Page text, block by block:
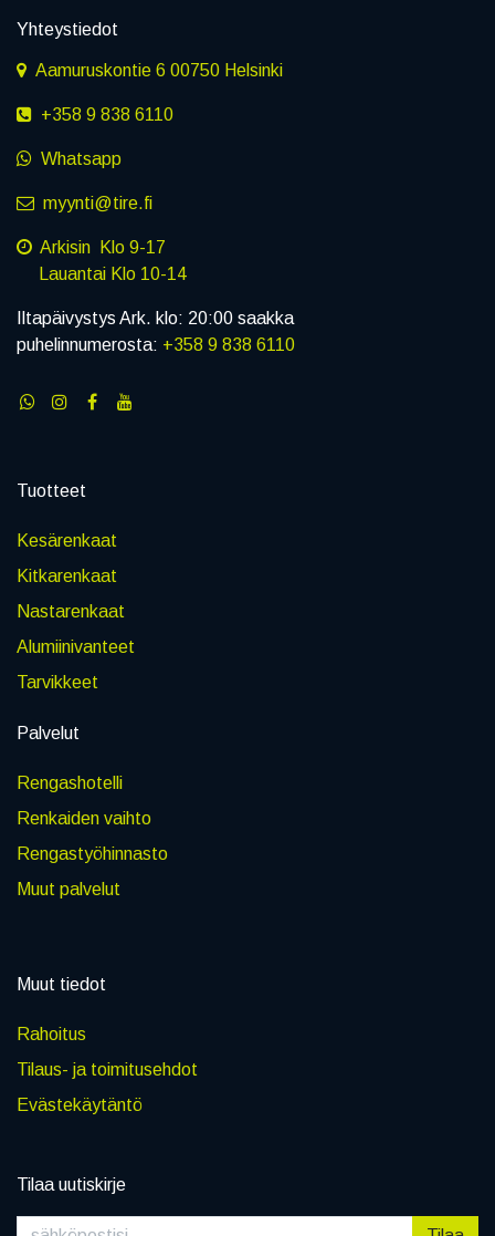
Yhteystiedot
Aamuruskontie 6 00750 Helsinki
+358 9 838 6110
Whatsapp
myynti@tire.fi
Arkisin Klo 9-17
Lauantai Klo 10-14
Iltapäivystys Ark. klo: 20:00 saakka
puhelinnumerosta: +358 9 838 6110
Tuotteet
Kesärenkaat
Kitkarenkaat
Nastarenkaat
Alumiinivanteet
Tarvikkeet
Palvelut
Rengashotelli
Renkaiden vaihto
Rengastyöhinnasto
Muut palvelut
Muut tiedot
Rahoitus
Tilaus- ja toimitusehdot
Evästekäytäntö
Tilaa uutiskirje